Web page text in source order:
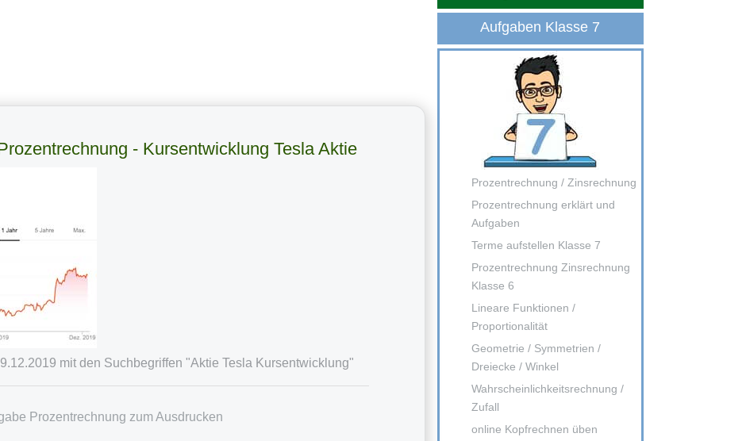
- Kursentwicklung Tesla Aktie
mit den Suchbegriffen "Aktie Tesla Kursentwicklung"
Prozentrechnung zum Ausdrucken
Aufgaben Klasse 7
Prozentrechnung / Zinsrechnung
Prozentrechnung erklärt und
Aufgaben
Terme aufstellen Klasse 7
Prozentrechnung Zinsrechnung
Klasse 6
Lineare Funktionen /
Proportionalität
Geometrie / Symmetrien /
Dreiecke / Winkel
Wahrscheinlichkeitsrechnung /
Zufall
online Kopfrechnen üben